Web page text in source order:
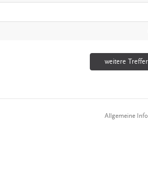
weitere
Allgemeine